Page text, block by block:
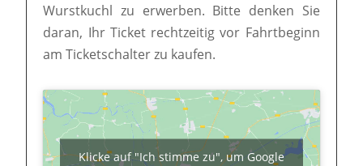
Wurstkuchl zu erwerben. Bitte denken Sie
daran, Ihr Ticket rechtzeitig vor Fahrtbeginn
am Ticketschalter zu kaufen.
Klicke auf "Ich stimme zu", um Google